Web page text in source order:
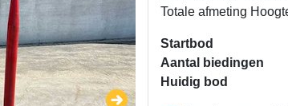
Totale afmeting
Startbod
Aantal biedingen
Huidig bod